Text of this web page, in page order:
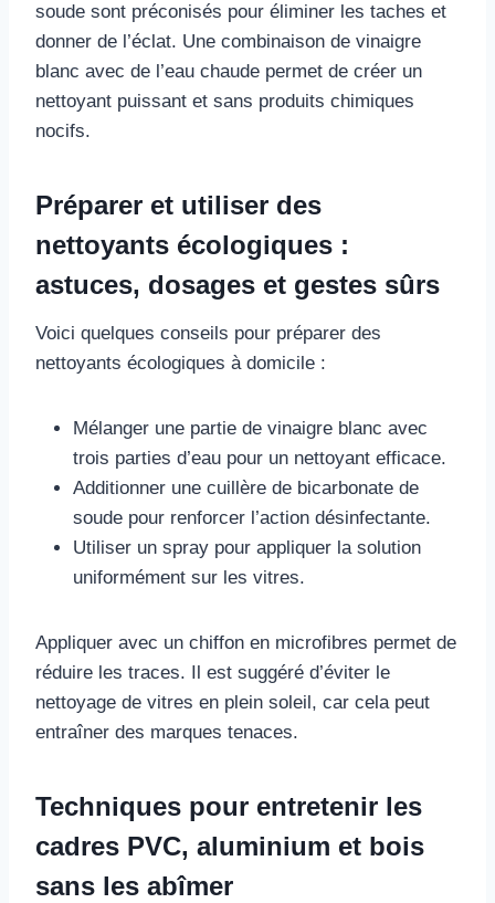
soude sont préconisés pour éliminer les taches et
donner de l’éclat. Une combinaison de vinaigre
blanc avec de l’eau chaude permet de créer un
nettoyant puissant et sans produits chimiques
nocifs.
Préparer et utiliser des
nettoyants écologiques :
astuces, dosages et gestes sûrs
Voici quelques conseils pour préparer des
nettoyants écologiques à domicile :
Mélanger une partie de vinaigre blanc avec
trois parties d’eau pour un nettoyant efficace.
Additionner une cuillère de bicarbonate de
soude pour renforcer l’action désinfectante.
Utiliser un spray pour appliquer la solution
uniformément sur les vitres.
Appliquer avec un chiffon en microfibres permet de
réduire les traces. Il est suggéré d’éviter le
nettoyage de vitres en plein soleil, car cela peut
entraîner des marques tenaces.
Techniques pour entretenir les
cadres PVC, aluminium et bois
sans les abîmer